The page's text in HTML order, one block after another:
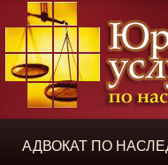
АДВОКАТ ПО